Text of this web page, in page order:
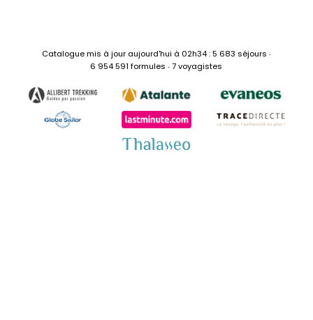
Catalogue mis à jour aujourd'hui à 02h34 : 5 683 séjours ‧
6 954 591 formules ‧ 7 voyagistes